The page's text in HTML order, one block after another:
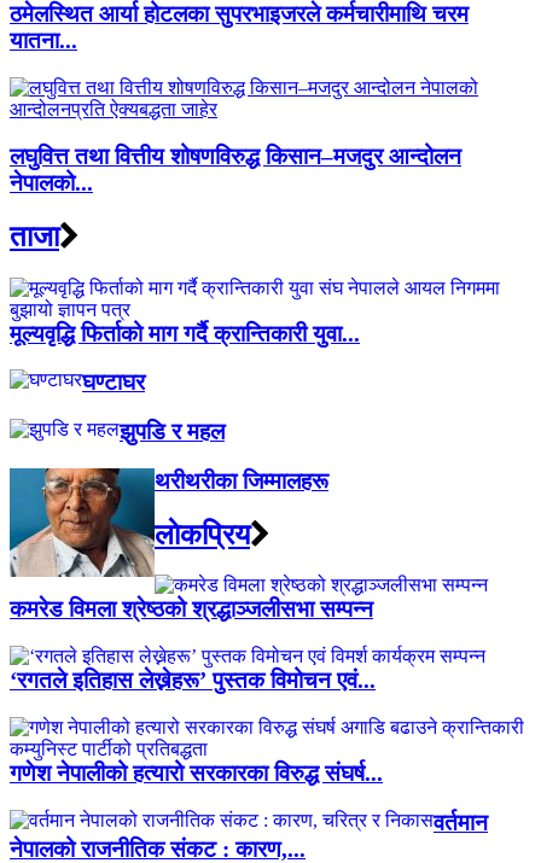
ठमेलस्थित आर्या होटलका सुपरभाइजरले कर्मचारीमाथि चरम
यातना...
लघुवित्त तथा वित्तीय शोषणविरुद्ध किसान–मजदुर आन्दोलन
नेपालको...
ताजा
मूल्यवृद्धि फिर्ताको माग गर्दै क्रान्तिकारी युवा...
घण्टाघर
झुपडि र महल
थरीथरीका जिम्मालहरू
लाेकप्रिय
कमरेड विमला श्रेष्ठको श्रद्धाञ्जलीसभा सम्पन्न
‘रगतले इतिहास लेख्नेहरू’ पुस्तक विमोचन एवं...
गणेश नेपालीको हत्यारो सरकारका विरुद्ध संघर्ष...
वर्तमान
नेपालको राजनीतिक संकट : कारण,...